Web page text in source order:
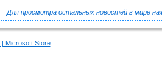
Для просмотра остальных новостей в мире